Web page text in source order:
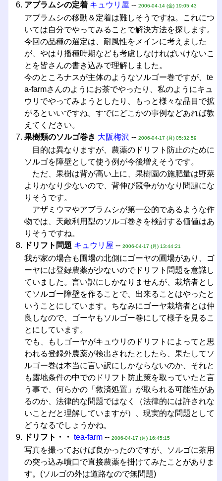
アブラムシの定着 キュウリ屋 -- 2006-04-14 (金) 19:05:43
アブラムシの移動＆定着は難しそうですね。これにつ
いては自分でやってみることで解決方法を探します。
今回の品種の選定は、耐風性をメインに考えました
が、やはり播種時期なども考慮しなければいけないこ
とを皆さんの書き込みで理解しました。
今のところナスが主体のようなソルゴー巻ですが、te
a-farmさんのようにお茶でやったり、私のようにキュ
ウリでやってみようとしたり、もっと様々な品目で拡
がるといいですね。すでにどこかの事例などあれば教
えてください。
果樹類のソルゴ巻き 大阪梅沢 -- 2006-04-17 (月) 05:32:59
目的は異なりますが、農薬のドリフト防止のために
ソルゴを障壁として使う例が今後増えそうです。
ただ、果樹は背が高い上に、果樹園の施肥量は野菜
よりかなり少ないので、背伸び競争がかなり問題にな
りそうです。
アザミウマやアブラムシが第一公的であるような作
物では、天敵利用型のソルゴ巻きを検討する価値はあ
りそうですね。
ドリフト問題 キュウリ屋 -- 2006-04-17 (月) 13:44:21
我が家の場合も圃場の北側にゴーヤの圃場があり、ゴ
ーヤには登録農薬が少ないのでドリフト問題を意識し
ていました。言い訳にしかなりませんが、栽培者とし
てソルゴー障壁を作ることで、出来ることはやったと
いうことにしています。ちなみにゴーヤ栽培者とは仲
良しなので、ゴーヤもソルゴー巻にして様子を見るこ
とにしています。
でも、もしゴーヤがキュウリのドリフトによってと思
われる登録外農薬が検出されたとしたら、果たしてソ
ルゴー巻は本当に言い訳にしかならないのか、それと
も露地条件の中でのドリフト防止策を取っていたと言
う事で、何らかの「救済処置」が取られる可能性があ
るのか、法律的な問題ではなく（法律的には許されな
いことだと理解していますが）、現実的な問題として
どうなるでしょうかね。
ドリフト・・ tea-farm-- 2006-04-17 (月) 16:45:15
写真を撮っておけば良かったのですが、ソルゴに茶用
の突っ込み噴口で直接農薬を掛けてみたことがありま
す。(ソルゴの外は道路なので無問題)